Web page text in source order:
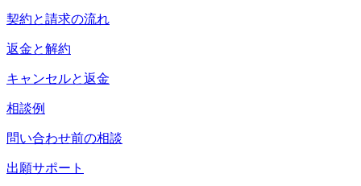
契約と請求の流れ
返金と解約
キャンセルと返金
相談例
問い合わせ前の相談
出願サポート